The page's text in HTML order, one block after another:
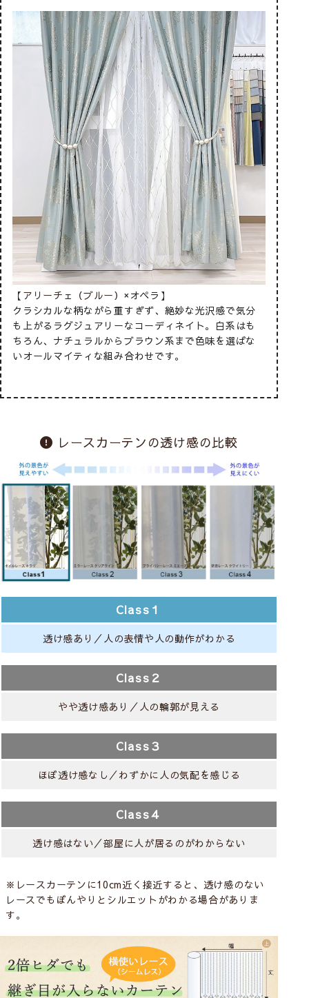
【 アリーチェ（ブルー） ×オペラ】
クラシカルな柄ながら重すぎず、絶妙な光沢感で気分
も上がるラグジュアリーなコーディネイト。白系はも
ちろん、ナチュラルからブラウン系まで色味を選ばな
いオールマイティな組み合わせです。
パレ
素朴な
わせま
＆シャ
とめる
に見え
レースカーテンの透け感の比較
Class１
透け感あり／人の表情や人の動作がわかる
Class２
やや透け感あり／人の輪郭が見える
Class３
ほぼ透け感なし／わずかに人の気配を感じる
Class４
透け感はない／部屋に人が居るのがわからない
※レースカーテンに10cm近く接近すると、透け感のない
レースでもぼんやりとシルエットがわかる場合がありま
す。